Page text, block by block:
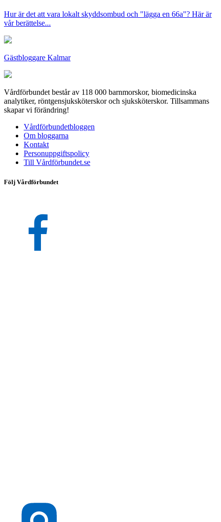
Hur är det att vara lokalt skyddsombud och "lägga en 66a"? Här är
vår berättelse...
Gästbloggare Kalmar
Vårdförbundet består av 118 000 barnmorskor, biomedicinska
analytiker, röntgensjuksköterskor och sjuksköterskor. Tillsammans
skapar vi förändring!
Vårdförbundetbloggen
Om bloggarna
Kontakt
Personuppgiftspolicy
Till Vårdförbundet.se
Följ Vårdförbundet